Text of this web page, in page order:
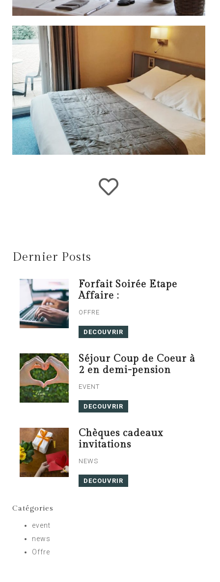
Dernier Posts
Forfait Soirée Etape
Affaire :
OFFRE
DECOUVRIR
Séjour Coup de Coeur à
2 en demi-pension
EVENT
DECOUVRIR
Chèques cadeaux
invitations
NEWS
DECOUVRIR
Catégories
event
news
Offre